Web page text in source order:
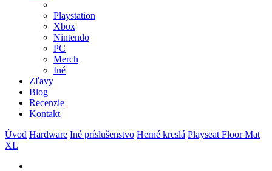
Playstation
Xbox
Nintendo
PC
Merch
Iné
Zľavy
Blog
Recenzie
Kontakt
Úvod Hardware Iné príslušenstvo Herné kreslá Playseat Floor Mat
XL